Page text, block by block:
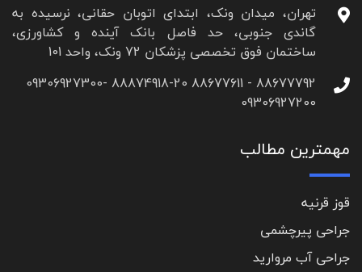
تهران، میدان ونک، ابتدای اتوبان حقانی، نرسیده به
گاندی جنوبی، حد فاصل بانک آینده و کشاورزی،
ساختمان فوق تخصصی پزشکان 72 ونک، واحد 101
88677792 - 88677611 88874918-20 09306927300-
09306927200
مهمترین مطالب
قوز قرنیه
جراحی پیرچشمی
جراحی آب مروارید